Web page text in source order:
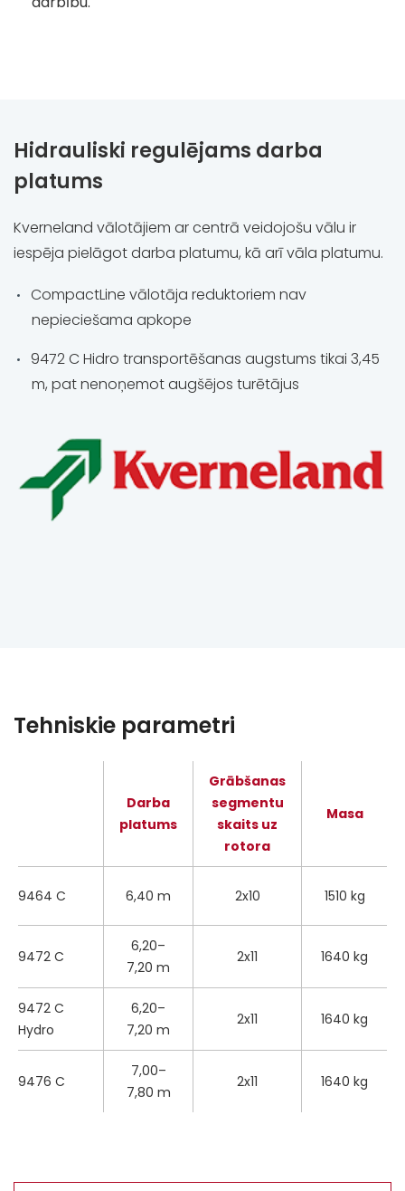
Hidrauliski regulējams darba
platums
Kverneland vālotājiem ar centrā veidojošu vālu ir
iespēja pielāgot darba platumu, kā arī vāla platumu.
CompactLine vālotāja reduktoriem nav
nepieciešama apkope
9472 C Hidro transportēšanas augstums tikai 3,45
m, pat nenoņemot augšējos turētājus
Tehniskie parametri
Darba
platums
Grābšanas
segmentu
skaits uz
rotora
Masa
9464 C 6,40 m 2x10 1510 kg
9472 C
6,20–
7,20 m
2x11 1640 kg
9472 C
Hydro
6,20–
7,20 m
2x11 1640 kg
9476 C
7,00–
7,80 m
2x11 1640 kg